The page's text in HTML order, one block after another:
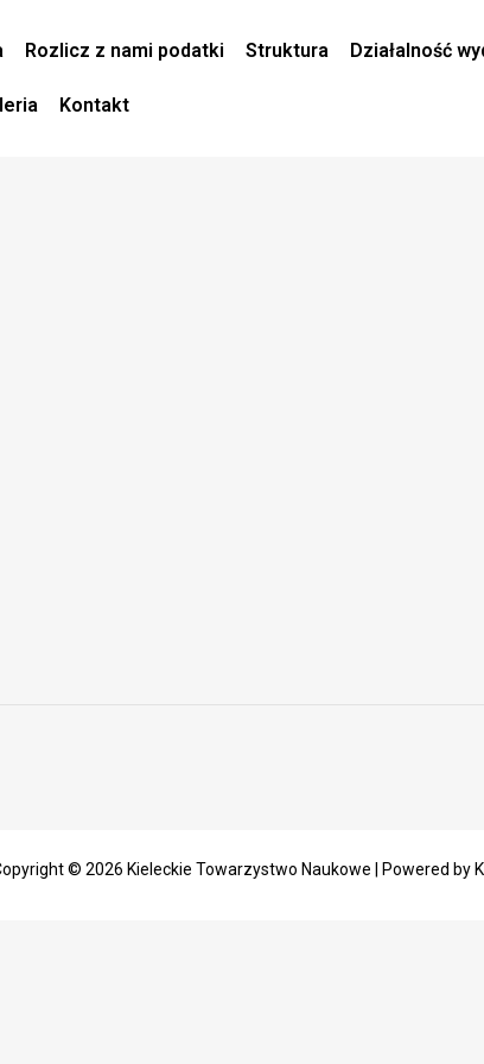
Rozlicz z nami podatki Struktura Działalność
Kontakt
© 2026 Kieleckie Towarzystwo Naukowe | Powered by